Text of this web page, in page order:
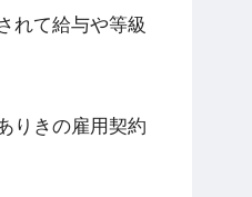
れて給与や等級
りきの雇用契約